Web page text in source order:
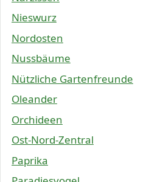
Nieswurz
Nordosten
Nussbäume
Nützliche Gartenfreunde
Oleander
Orchideen
Ost-Nord-Zentral
Paprika